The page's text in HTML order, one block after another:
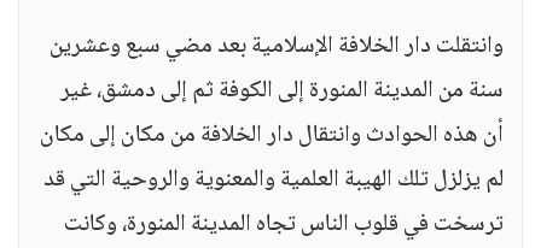
وانتقلت دار الخلافة الإسلامية بعد مضي سبع وعشرين
سنة من المدينة المنورة إلى الكوفة ثم إلى دمشق، غير
أن هذه الحوادث وانتقال دار الخلافة من مكان إلى مكان
لم يزلزل تلك الهيبة العلمية والمعنوية والروحية التي قد
ترسخت في قلوب الناس تجاه المدينة المنورة، وكانت